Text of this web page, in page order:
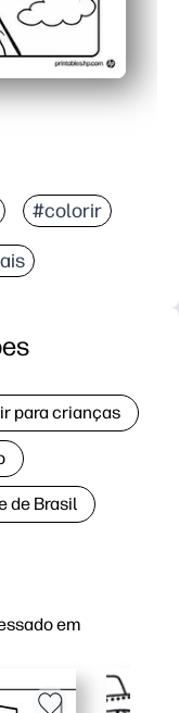
#colorir
em
para crianças
de Brasil